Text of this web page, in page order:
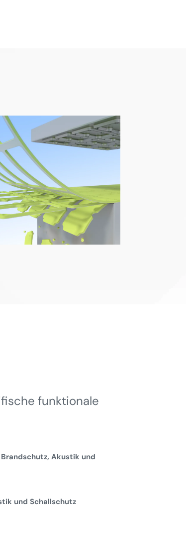
funktionale
Akustik und
und Schallschutz